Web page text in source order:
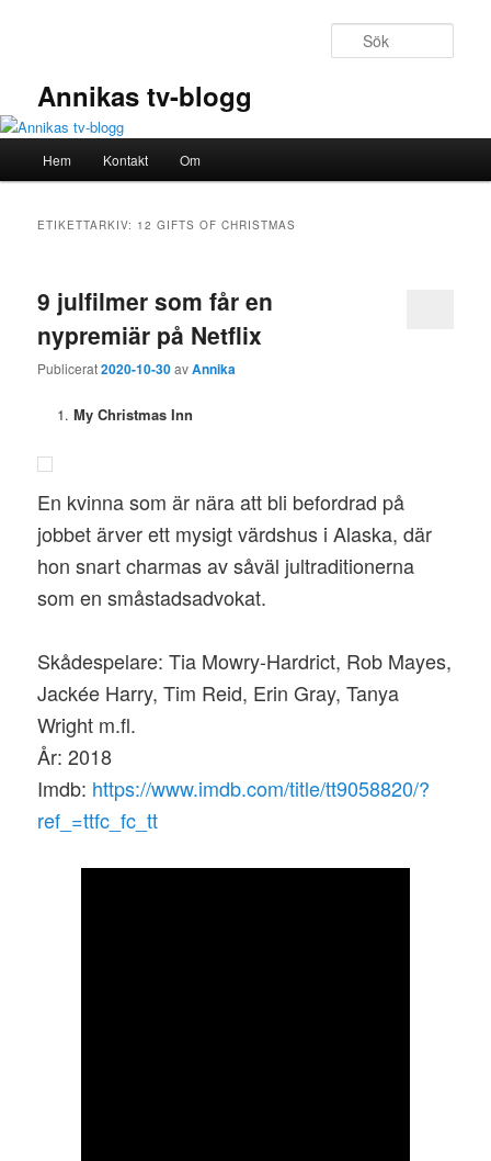
Annikas tv-blogg
Hem Kontakt Om
ETIKETTARKIV: 12 GIFTS OF CHRISTMAS
9 julfilmer som får en
nypremiär på Netflix
Publicerat2020-10-30avAnnika
My Christmas Inn
En kvinna som är nära att bli befordrad på
jobbet ärver ett mysigt värdshus i Alaska, där
hon snart charmas av såväl jultraditionerna
som en småstadsadvokat.
Skådespelare: Tia Mowry-Hardrict, Rob Mayes,
Jackée Harry, Tim Reid, Erin Gray, Tanya
Wright m.fl.
År: 2018
Imdb: https://www.imdb.com/title/tt9058820/?
ref_=ttfc_fc_tt